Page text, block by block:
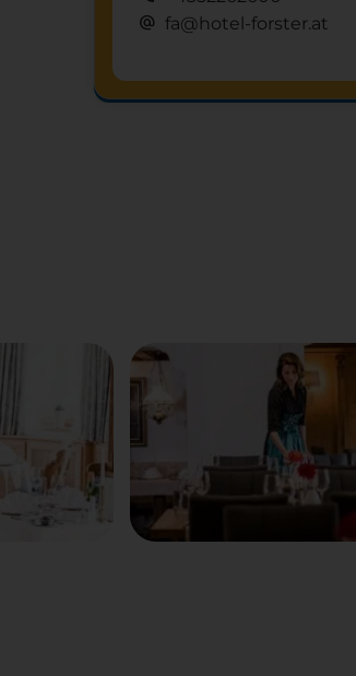
alternate_email fa@hotel-forster.at